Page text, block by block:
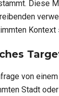
Diese
Kontext
von
Stadt